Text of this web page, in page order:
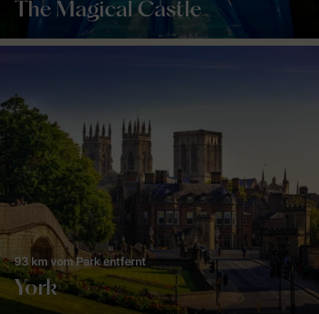
The Magical Castle
York
93 km vom Park entfernt